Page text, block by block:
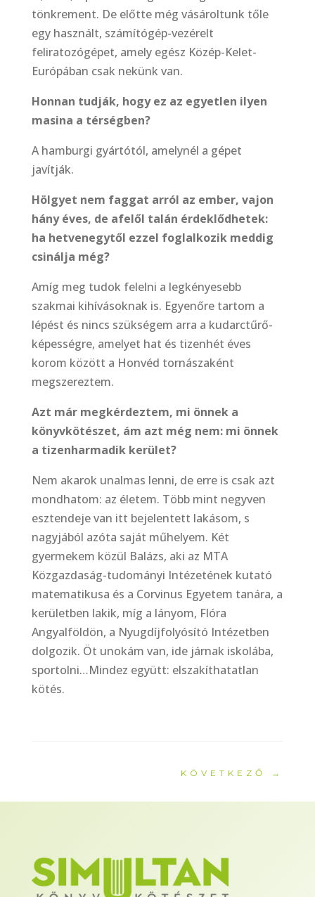
tönkrement. De előtte még vásároltunk tőle
egy használt, számítógép-vezérelt
feliratozógépet, amely egész Közép-Kelet-
Európában csak nekünk van.
Honnan tudják, hogy ez az egyetlen ilyen
masina a térségben?
A hamburgi gyártótól, amelynél a gépet
javítják.
Hölgyet nem faggat arról az ember, vajon
hány éves, de afelől talán érdeklődhetek:
ha hetvenegytől ezzel foglalkozik meddig
csinálja még?
Amíg meg tudok felelni a legkényesebb
szakmai kihívásoknak is. Egyenőre tartom a
lépést és nincs szükségem arra a kudarctűrő-
képességre, amelyet hat és tizenhét éves
korom között a Honvéd tornászaként
megszereztem.
Azt már megkérdeztem, mi önnek a
könyvkötészet, ám azt még nem: mi önnek
a tizenharmadik kerület?
Nem akarok unalmas lenni, de erre is csak azt
mondhatom: az életem. Több mint negyven
esztendeje van itt bejelentett lakásom, s
nagyjából azóta saját műhelyem. Két
gyermekem közül Balázs, aki az MTA
Közgazdaság-tudományi Intézetének kutató
matematikusa és a Corvinus Egyetem tanára, a
kerületben lakik, míg a lányom, Flóra
Angyalföldön, a Nyugdíjfolyósító Intézetben
dolgozik. Öt unokám van, ide járnak iskolába,
sportolni…Mindez együtt: elszakíthatatlan
kötés.
KÖVETKEZŐ →